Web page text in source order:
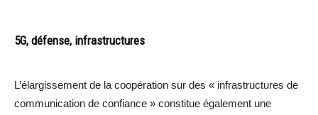
5G, défense, infrastructures
L’élargissement de la coopération sur des « infrastructures de
communication de confiance » constitue également une